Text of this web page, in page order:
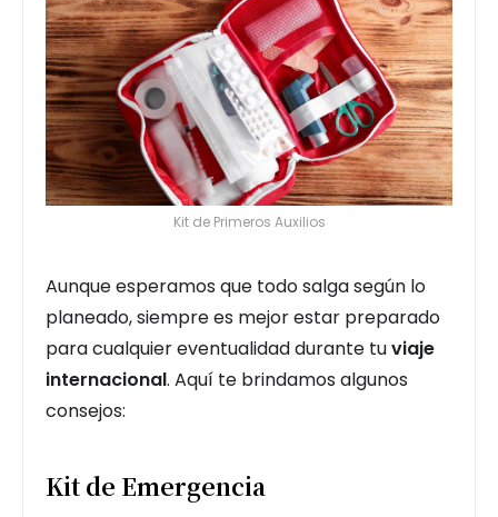
Kit de Primeros Auxilios
Aunque esperamos que todo salga según lo
planeado, siempre es mejor estar preparado
para cualquier eventualidad durante tuviaje
internacional. Aquí te brindamos algunos
consejos:
Kit de Emergencia